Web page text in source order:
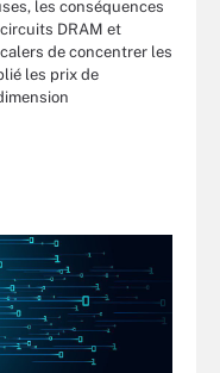
les conséquences
DRAM et
de concentrer les
les prix de